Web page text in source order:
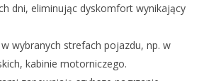
dni, eliminując dyskomfort wynikający
wybranych strefach pojazdu, np. w
kabinie motorniczego.